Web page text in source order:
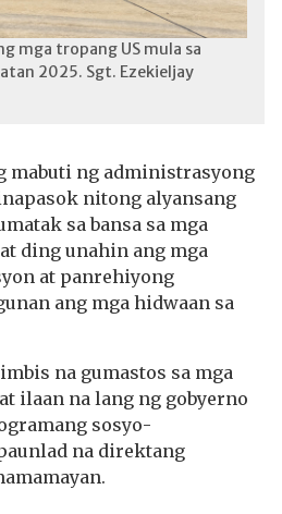
mga tropang US mula sa
2025. Sgt. Ezekieljay
mabuti ng administrasyong
nitong alyansang
sa bansa sa mga
ding unahin ang mga
at panrehiyong
ang mga hidwaan sa
na gumastos sa mga
ilaan na lang ng gobyerno
sosyo-
na direktang